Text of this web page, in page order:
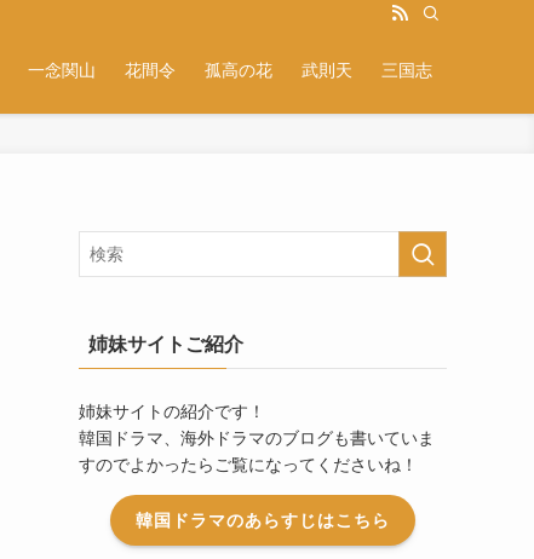
一念関山 花間令 孤高の花 武則天 三国志
姉妹サイトご紹介
姉妹サイトの紹介です！
韓国ドラマ、海外ドラマのブログも書いていま
すのでよかったらご覧になってくださいね！
韓国ドラマのあらすじはこちら